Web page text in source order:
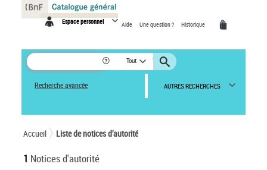
Espace personnel Aide Une question ? Historique
Tout
Recherche avancée AUTRES RECHERCHES
Accueil Liste de notices d’autorité
1 Notices d'autorité
Panneau de gestion des cookies